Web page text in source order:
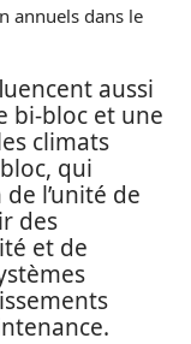
annuels dans le
aussi
bi-bloc et une
climats
qui
l’unité de
des
et de